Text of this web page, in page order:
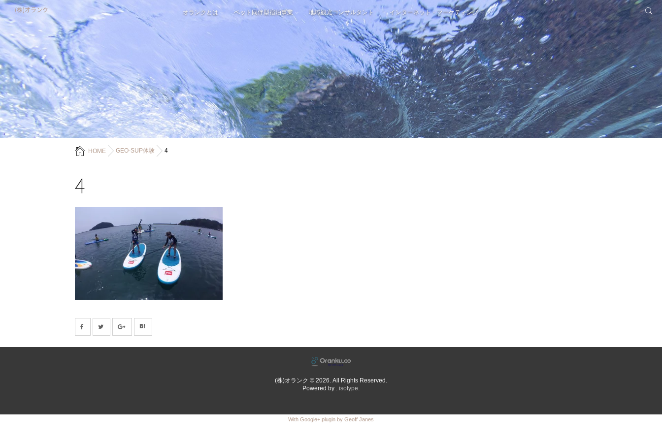
(株)オランク オランクとは ペット同伴型宿泊事業 地域観光コンサルタント インターネット・マーケティング
HOME GEO-SUP体験 4
4
(株)オランク © 2026. All Rights Reserved.
Powered by . isotype.
With Google+ plugin by Geoff Janes